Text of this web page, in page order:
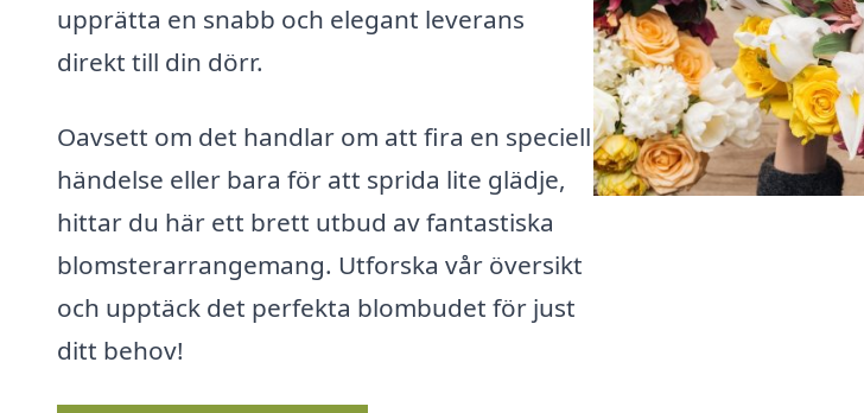
upprätta en snabb och elegant leverans
direkt till din dörr.
Oavsett om det handlar om att fira en speciell
händelse eller bara för att sprida lite glädje,
hittar du här ett brett utbud av fantastiska
blomsterarrangemang. Utforska vår översikt
och upptäck det perfekta blombudet för just
ditt behov!